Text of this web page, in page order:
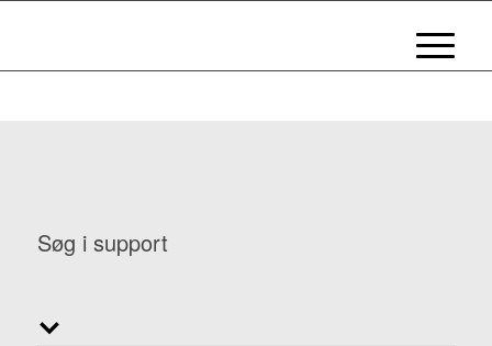
Søg i support